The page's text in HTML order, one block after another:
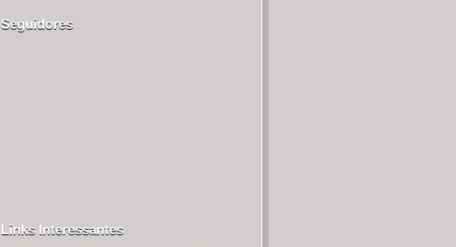
Seguidores
Links Interessantes